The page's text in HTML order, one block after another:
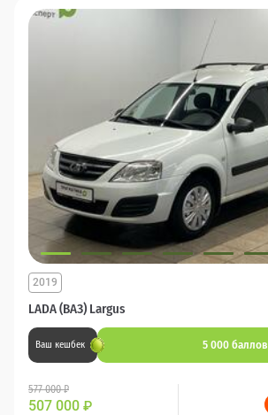
LADA (ВАЗ) Largus
2019
Ваш кешбек 5 000 баллов
577 000 ₽
507 000 ₽